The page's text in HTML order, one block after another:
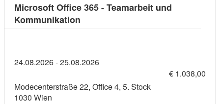
Microsoft Office 365 - Teamarbeit und
Kommunikation
24.08.2026 - 25.08.2026
€ 1.038,00
Modecenterstraße 22, Office 4, 5. Stock
1030 Wien